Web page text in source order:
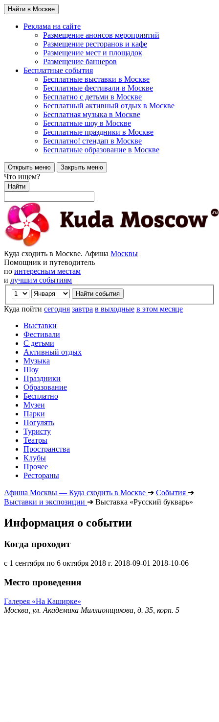
Найти в Москве
Реклама на сайте
Размещение анонсов мероприятий
Размещение ресторанов и кафе
Размещение мест и площадок
Размещение баннеров
Бесплатные события
Бесплатные выставки в Москве
Бесплатные фестивали в Москве
Бесплатно с детьми в Москве
Бесплатный активный отдых в Москве
Бесплатная музыка в Москве
Бесплатные шоу в Москве
Бесплатные праздники в Москве
Бесплатно! стендап в Москве
Бесплатные образование в Москве
Открыть меню Закрыть меню
Что ищем?
Найти
Куда сходить в Москве. Афиша Москвы
Помощник и путеводитель
по интересным местам
и лучшим событиям
Куда пойти сегодня завтра в выходные в этом месяце
Выставки
Фестивали
С детьми
Активный отдых
Музыка
Шоу
Праздники
Образование
Бесплатно
Музеи
Парки
Погулять
Туристу
Театры
Пространства
Клубы
Прочее
Рестораны
Афиша Москвы — Куда сходить в Москве ➔ События ➔
Выставки и экспозиции ➔ Выставка «Русский букварь»
Информация о событии
Когда проходит
с 1 сентября по 6 октября 2018 г. 2018-09-01 2018-10-06
Место проведения
Галерея «На Каширке»
Москва, ул. Академика Миллионщикова, д. 35, корп. 5